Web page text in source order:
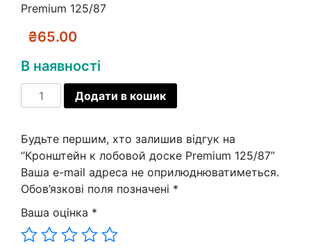
Premium 125/87
₴65.00
В наявності
Кронштейн
к
доске
Premium
125/87
кількість
Додати в кошик
Будьте першим, хто залишив відгук на
“Кронштейн к лобовой доске Premium 125/87”
Ваша e-mail адреса не оприлюднюватиметься.
Обов’язкові поля позначені *
Ваша оцінка *